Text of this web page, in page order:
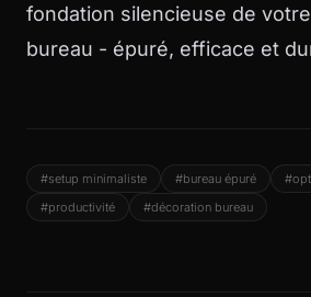
fondation silencieuse de
bureau - épuré, efficace et
#setup minimaliste #bureau épuré
#productivité
#décoration bureau